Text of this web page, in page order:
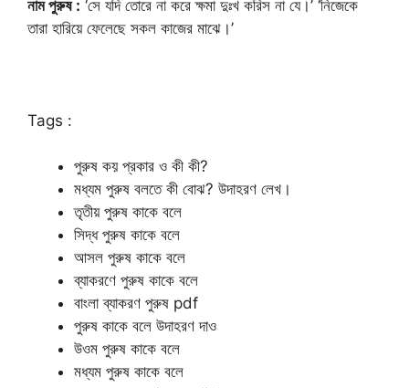
নাম পুরুষ : ‘সে যদি তোরে না করে ক্ষমা দুঃখ করিস না যে।’ ‘নিজেকে
তারা হারিয়ে ফেলেছে সকল কাজের মাঝে।’
Tags :
পুরুষ কয় প্রকার ও কী কী?
মধ্যম পুরুষ বলতে কী বোঝ? উদাহরণ লেখ।
তৃতীয় পুরুষ কাকে বলে
সিদ্ধ পুরুষ কাকে বলে
আসল পুরুষ কাকে বলে
ব্যাকরণে পুরুষ কাকে বলে
বাংলা ব্যাকরণ পুরুষ pdf
পুরুষ কাকে বলে উদাহরণ দাও
উওম পুরুষ কাকে বলে
মধ্যম পুরুষ কাকে বলে